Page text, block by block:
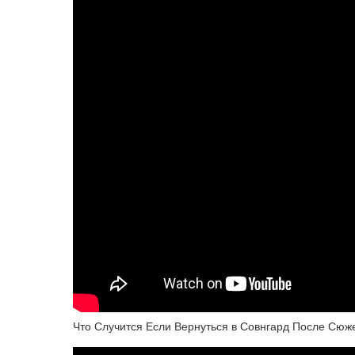
Что Случится Если Вернуться в Совнгард После